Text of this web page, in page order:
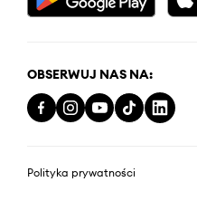
OBSERWUJ NAS NA:
Polityka prywatności